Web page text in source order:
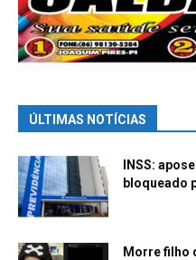
ÚLTIMAS NOTÍCIAS
INSS:
bloqueado
Morre filho